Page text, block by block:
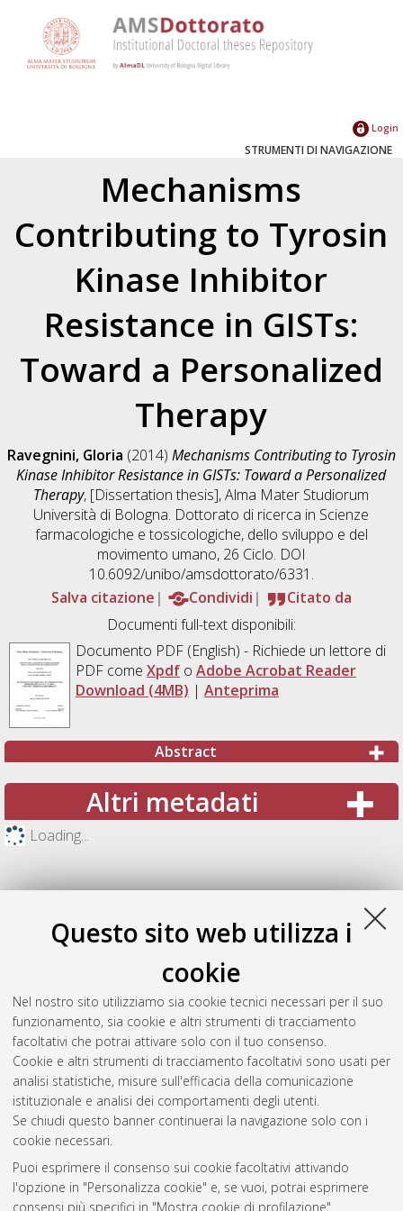
Questo sito web utilizza i
cookie
Nel nostro sito utilizziamo sia cookie tecnici necessari per il suo
funzionamento, sia cookie e altri strumenti di tracciamento
facoltativi che potrai attivare solo con il tuo consenso.
Cookie e altri strumenti di tracciamento facoltativi sono usati per
analisi statistiche, misure sull'efficacia della comunicazione
istituzionale e analisi dei comportamenti degli utenti.
Se chiudi questo banner continuerai la navigazione solo con i
cookie necessari.
Puoi esprimere il consenso sui cookie facoltativi attivando
l'opzione in "Personalizza cookie" e, se vuoi, potrai esprimere
consensi più specifici in "Mostra cookie di profilazione".
Login
STRUMENTI DI NAVIGAZIONE
Mechanisms
Contributing to Tyrosin
Kinase Inhibitor
Resistance in GISTs:
Toward a Personalized
Therapy
Ravegnini, Gloria (2014) Mechanisms Contributing to Tyrosin
Kinase Inhibitor Resistance in GISTs: Toward a Personalized
Therapy, [Dissertation thesis], Alma Mater Studiorum
Università di Bologna. Dottorato di ricerca in Scienze
farmacologiche e tossicologiche, dello sviluppo e del
movimento umano, 26 Ciclo. DOI
10.6092/unibo/amsdottorato/6331.
Salva citazione
Condividi
Citato da
Documenti full-text disponibili:
Documento PDF(English) - Richiede un lettore di
PDF come Xpdfo Adobe Acrobat Reader
Download (4MB) | Anteprima
Abstract
Altri metadati
Loading...
Gestione del documento:
Atom
Rss 1.0